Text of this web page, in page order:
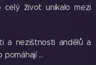
život unikalo mezi
a nezištnosti andělů a
...